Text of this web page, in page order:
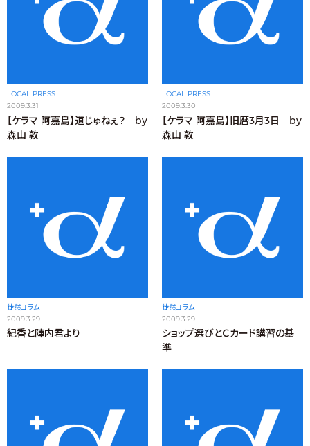
LOCAL PRESS
2009.3.31
【ケラマ 阿嘉島】道じゅねぇ？ by
森山 敦
LOCAL PRESS
2009.3.30
【ケラマ 阿嘉島】旧暦3月3日 by
森山 敦
徒然コラム
2009.3.29
紀香と陣内君より
徒然コラム
2009.3.29
ショップ選びとＣカード講習の基
準